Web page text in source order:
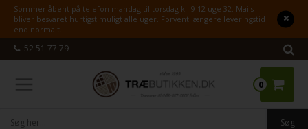
Sommer åbent på telefon mandag til torsdag kl. 9-12 uge 32. Mails
bliver besvaret hurtigst muligt alle uger. Forvent længere leveringstid
end normalt.
52 51 77 79
0